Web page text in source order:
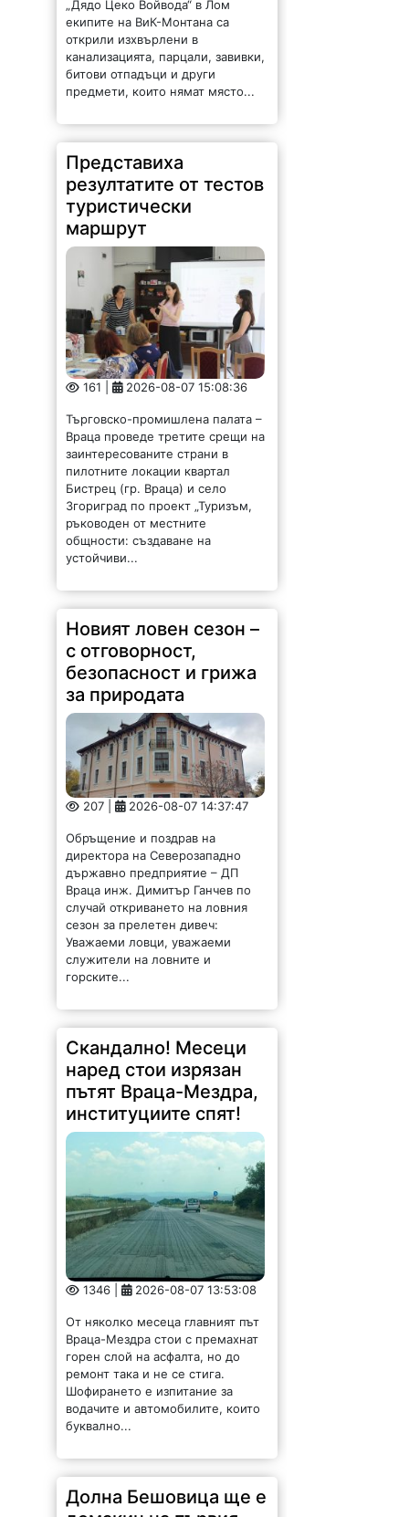
битови отпадъци и други
предмети, които нямат място...
Представиха
резултатите от тестов
туристически
маршрут
161 | 2026-08-07 15:08:36
Търговско-промишлена палата –
Враца проведе третите срещи на
заинтересованите страни в
пилотните локации квартал
Бистрец (гр. Враца) и село
Згориград по проект „Туризъм,
ръководен от местните
общности: създаване на
устойчиви...
Новият ловен сезон –
с отговорност,
безопасност и грижа
за природата
207 | 2026-08-07 14:37:47
Обръщение и поздрав на
директора на Северозападно
държавно предприятие – ДП
Враца инж. Димитър Ганчев по
случай откриването на ловния
сезон за прелетен дивеч:
Уважаеми ловци, уважаеми
служители на ловните и
горските...
Скандално! Месеци
наред стои изрязан
пътят Враца-Мездра,
институциите спят!
1346 | 2026-08-07 13:53:08
От няколко месеца главният път
Враца-Мездра стои с премахнат
горен слой на асфалта, но до
ремонт така и не се стига.
Шофирането е изпитание за
водачите и автомобилите, които
буквално...
Долна Бешовица ще е
домакин на първия
фестивал „Сирене и
занаяти“